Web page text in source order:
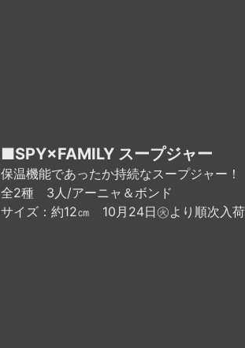
■SPY×FAMILY スープジャー
保温機能であったか持続なスープジャー！
全2種 3人/アーニャ＆ボンド
サイズ：約12㎝ 10月24日㊋より順次入